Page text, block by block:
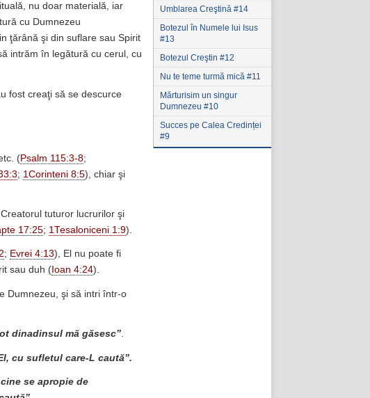
nu doar materială, iar
cu Dumnezeu
ţărână şi din suflare sau Spirit
intrăm în legătură cu cerul, cu
fost creaţi să se descurce
(Psalm 115:3-8;
; 1Corinteni 8:5), chiar şi
tuturor lucrurilor şi
17:25; 1Tesaloniceni 1:9).
; Evrei 4:13), El nu poate fi
sau duh ( Ioan 4:24).
Dumnezeu, şi să intri într-o
dinadinsul mă găsesc”.
cu sufletul care-L caută”.
se apropie de
Umblarea Creştină #14
Botezul în Numele lui Isus
#13
Botezul Creştin #12
Nu te teme turmă mică #11
Mărturisim un singur
Dumnezeu #10
Succes pe Calea Credinței
#9